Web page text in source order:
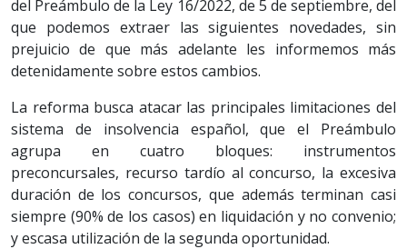
del Preámbulo de la Ley 16/2022, de 5 de septiembre, del
que podemos extraer las siguientes novedades, sin
prejuicio de que más adelante les informemos más
detenidamente sobre estos cambios.
La reforma busca atacar las principales limitaciones del
sistema de insolvencia español, que el Preámbulo
agrupa en cuatro bloques: instrumentos
preconcursales, recurso tardío al concurso, la excesiva
duración de los concursos, que además terminan casi
siempre (90% de los casos) en liquidación y no convenio;
y escasa utilización de la segunda oportunidad.